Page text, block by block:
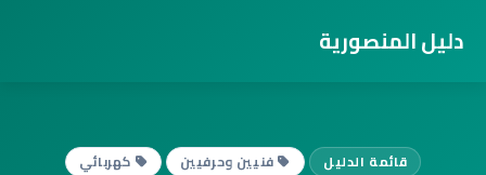
دليل المنصورية
قائمة الدليل فنيين وحرفيين كهربائي